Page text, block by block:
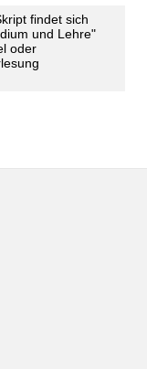
findet sich
und Lehre"
oder